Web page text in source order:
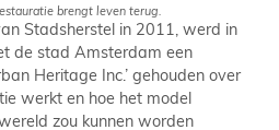
brengt leven terug.
Stadsherstel in 2011, werd in
de stad Amsterdam een
Heritage Inc.’ gehouden over
werkt en hoe het model
zou kunnen worden